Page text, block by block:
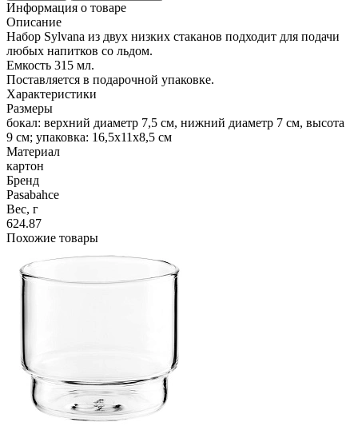
Информация о товаре
Описание
Набор Sylvana из двух низких стаканов подходит для подачи
любых напитков со льдом.
Емкость 315 мл.
Поставляется в подарочной упаковке.
Характеристики
Размеры
бокал: верхний диаметр 7,5 см, нижний диаметр 7 см, высота
9 см; упаковка: 16,5х11х8,5 см
Материал
картон
Бренд
Pasabahce
Вес, г
624.87
Похожие товары